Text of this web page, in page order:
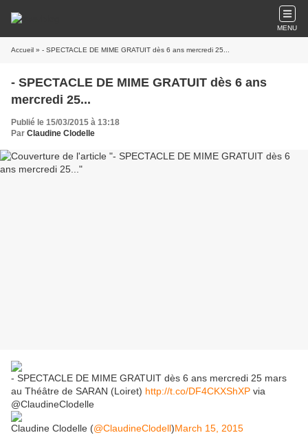
MENU
Accueil » - SPECTACLE DE MIME GRATUIT dès 6 ans mercredi 25...
- SPECTACLE DE MIME GRATUIT dès 6 ans
mercredi 25...
Publié le 15/03/2015 à 13:18
Par Claudine Clodelle
- SPECTACLE DE MIME GRATUIT dès 6 ans mercredi 25 mars
au Théâtre de SARAN (Loiret) http://t.co/DF4CKXShXP via
@ClaudineClodelle
Claudine Clodelle (@ClaudineClodell)March 15, 2015